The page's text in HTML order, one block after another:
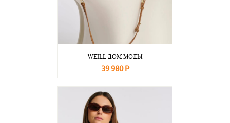
WEILL ДОМ МОДЫ
39 980 Р